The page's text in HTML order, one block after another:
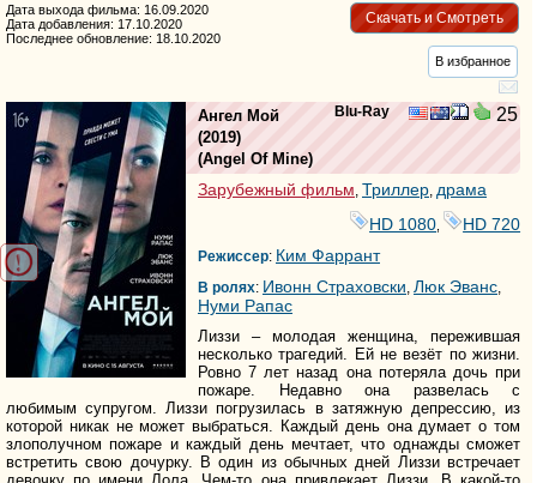
Скачать и Смотреть
Дата выхода фильма: 16.09.2020
Дата добавления: 17.10.2020
Последнее обновление: 18.10.2020
В избранное
Blu-Ray 25
Ангел Мой
(2019)
(Angel Of Mine)
Зарубежный фильм, Триллер, драма
HD 1080
HD 720
Режиссер: Ким Фаррант
В ролях: Ивонн Страховски, Люк Эванс,
Нуми Рапас
Лиззи – молодая женщина, пережившая
несколько трагедий. Ей не везёт по жизни.
Ровно 7 лет назад она потеряла дочь при
пожаре. Недавно она развелась с
любимым супругом. Лиззи погрузилась в затяжную депрессию, из
которой никак не может выбраться. Каждый день она думает о том
злополучном пожаре и каждый день мечтает, что однажды сможет
встретить свою дочурку. В один из обычных дней Лиззи встречает